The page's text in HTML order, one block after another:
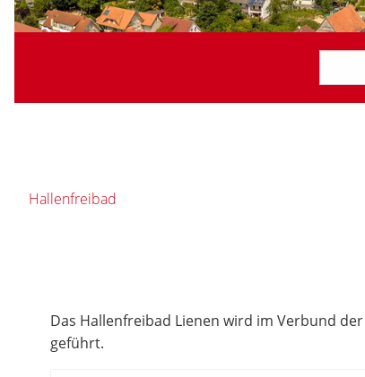
Hallenfreibad
Das Hallenfreibad Lienen wird im Verbund
geführt.